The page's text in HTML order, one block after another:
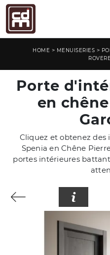
HOME > MENUISERIES >
Porte
en
Cliquez et obtenez
Spenia en Chêne
portes intérieures